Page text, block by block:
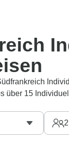
über 15
2